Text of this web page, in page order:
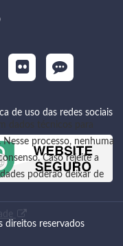
de uso das redes sociais
reservados
dados técnicos para
processo, nenhuma
Caso rejeite a
poderão deixar de